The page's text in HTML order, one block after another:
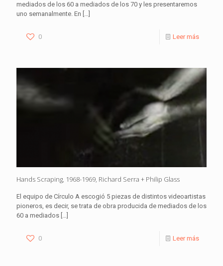
mediados de los 60 a mediados de los 70 y les presentaremos
uno semanalmente. En […]
0 Leer más
Hands Scraping, 1968-1969, Richard Serra + Philip Glass
El equipo de Círculo A escogió 5 piezas de distintos videoartistas
pioneros, es decir, se trata de obra producida de mediados de los
60 a mediados […]
0 Leer más